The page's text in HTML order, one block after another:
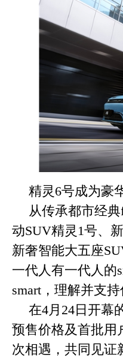
精灵6号成为豪
从传承都市经
动SUV精灵1号、
新奢智能大五座
一代人有一代人的
smart，理解并支
在4月24日开幕
预售价格及首批用
次相遇，共同见证